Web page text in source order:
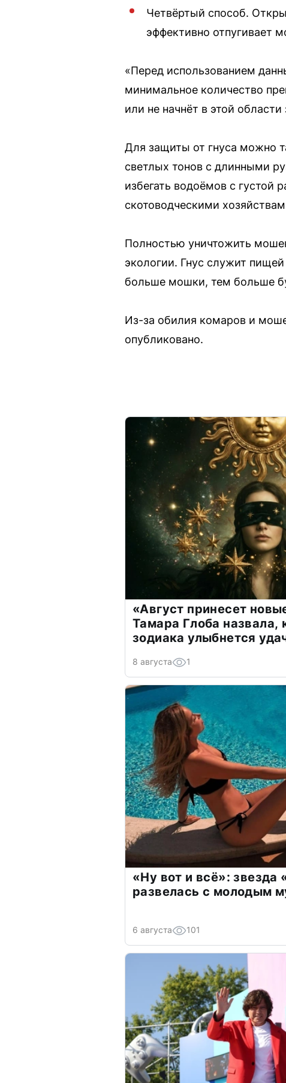
Четвёртый способ.
эффективно отпугивает
«Перед использованием
минимальное количество
или не начнёт в этой
Для защиты от гнуса можно
светлых тонов с длинными
избегать водоёмов с густой
скотоводческими
Полностью уничтожить
экологии. Гнус служит
больше мошки, тем больше
Из-за обилия комаров и
опубликовано.
«Август принесет
Тамара Глоба назвала,
зодиака улыбнется
8 августа 1
«Ну вот и всё»: звезда
развелась с молодым
6 августа 101